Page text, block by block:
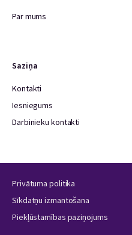
Par mums
Saziņa
Kontakti
Iesniegums
Darbinieku kontakti
Privātuma politika
Sīkdatņu izmantošana
Piekļūstamības paziņojums